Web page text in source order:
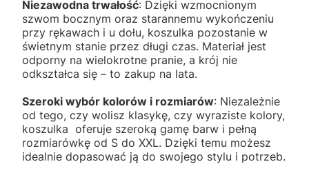
Niezawodna trwałość: Dzięki wzmocnionym
szwom bocznym oraz starannemu wykończeniu
przy rękawach i u dołu, koszulka pozostanie w
świetnym stanie przez długi czas. Materiał jest
odporny na wielokrotne pranie, a krój nie
odkształca się – to zakup na lata.
Szeroki wybór kolorów i rozmiarów: Niezależnie
od tego, czy wolisz klasykę, czy wyraziste kolory,
koszulka oferuje szeroką gamę barw i pełną
rozmiarówkę od S do XXL. Dzięki temu możesz
idealnie dopasować ją do swojego stylu i potrzeb.